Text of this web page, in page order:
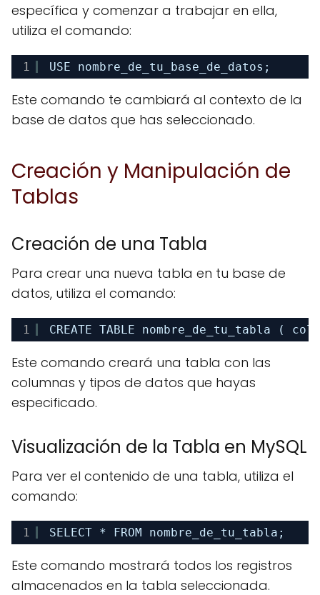
específica y comenzar a trabajar en ella,
utiliza el comando:
1 USE nombre_de_tu_base_de_datos;
Este comando te cambiará al contexto de la
base de datos que has seleccionado.
Creación y Manipulación de
Tablas
Creación de una Tabla
Para crear una nueva tabla en tu base de
datos, utiliza el comando:
1 CREATE TABLE nombre_de_tu_tabla (
Este comando creará una tabla con las
columnas y tipos de datos que hayas
especificado.
Visualización de la Tabla en MySQL
Para ver el contenido de una tabla, utiliza el
comando:
1 SELECT * FROM nombre_de_tu_tabla;
Este comando mostrará todos los registros
almacenados en la tabla seleccionada.